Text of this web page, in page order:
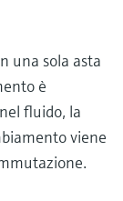
una sola asta
è
fluido, la
viene